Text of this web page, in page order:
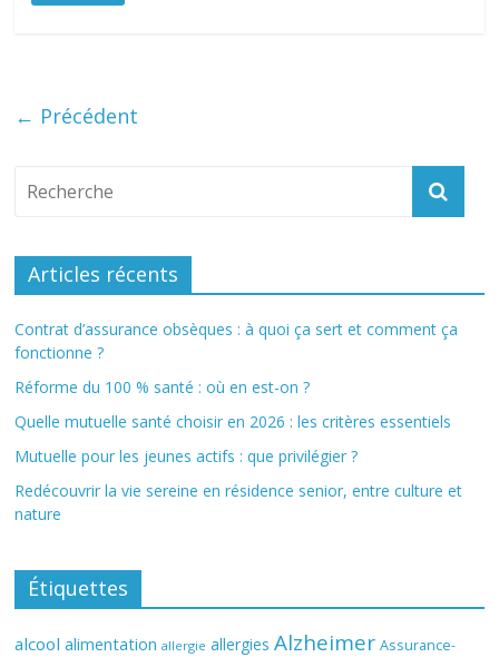
← Précédent
Articles récents
Contrat d’assurance obsèques : à quoi ça sert et comment ça
fonctionne ?
Réforme du 100 % santé : où en est-on ?
Quelle mutuelle santé choisir en 2026 : les critères essentiels
Mutuelle pour les jeunes actifs : que privilégier ?
Redécouvrir la vie sereine en résidence senior, entre culture et
nature
Étiquettes
alcool alimentation allergie allergies Alzheimer Assurance-